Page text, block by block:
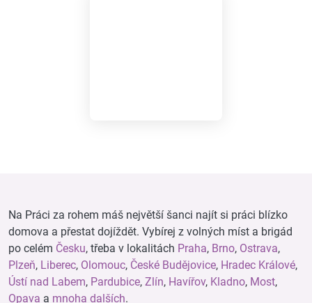
Na Práci za rohem máš největší šanci najít si práci blízko
domova a přestat dojíždět. Vybírej z volných míst a brigád
po celém Česku, třeba v lokalitách Praha, Brno, Ostrava,
Plzeň, Liberec, Olomouc, České Budějovice, Hradec Králové,
Ústí nad Labem, Pardubice, Zlín, Havířov, Kladno, Most,
Opava a mnoha dalších.